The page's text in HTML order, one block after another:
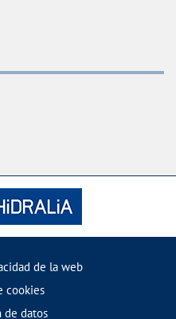
de la web
cookies
de datos